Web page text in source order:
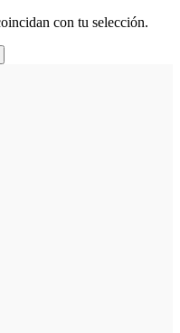
con tu selección.